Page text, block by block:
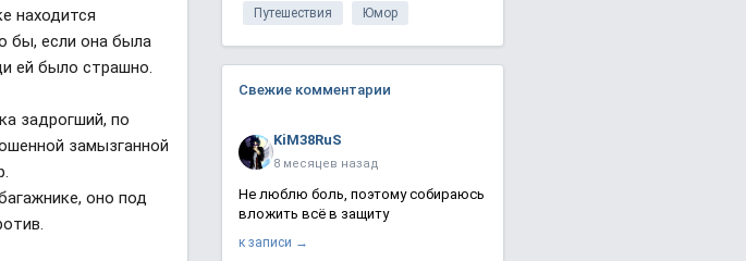
находится
бы, если она была
ей было страшно.
задрогший, по
замызганной
оно под
Путешествия Юмор
Свежие комментарии
KiM38RuS
8 месяцев назад
Не люблю боль, поэтому собираюсь
вложить всё в защиту
к записи →